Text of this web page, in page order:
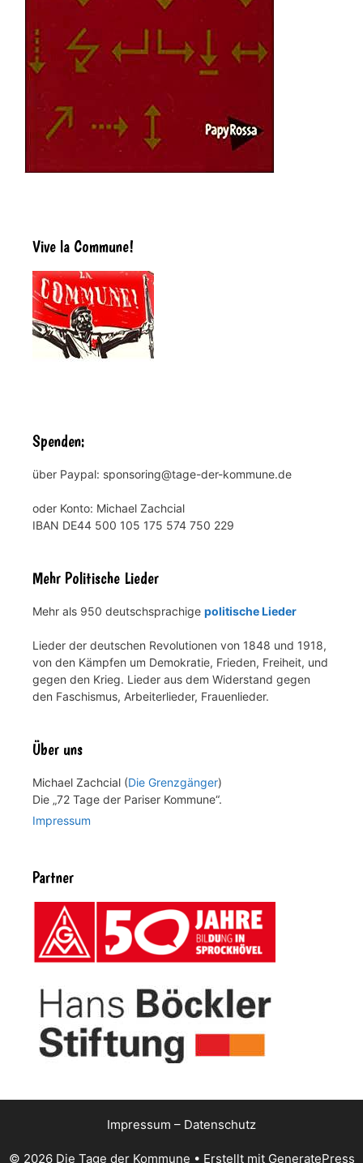
Vive la Commune!
Spenden:
über Paypal: sponsoring@tage-der-kommune.de
oder Konto: Michael Zachcial
IBAN DE44 500 105 175 574 750 229
Mehr Politische Lieder
Mehr als 950 deutschsprachige politische Lieder
Lieder der deutschen Revolutionen von 1848 und 1918,
von den Kämpfen um Demokratie, Frieden, Freiheit, und
gegen den Krieg. Lieder aus dem Widerstand gegen
den Faschismus, Arbeiterlieder, Frauenlieder.
Über uns
Michael Zachcial (Die Grenzgänger)
Die „72 Tage der Pariser Kommune“.
Impressum
Partner
Impressum – Datenschutz
© 2026 Die Tage der Kommune • Erstellt mit GeneratePress